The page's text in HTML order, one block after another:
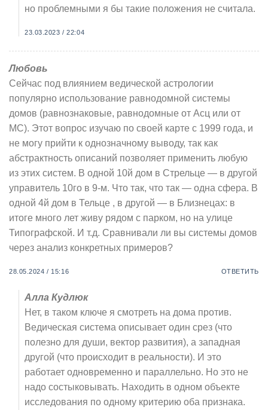
но проблемными я бы такие положения не считала.
23.03.2023 / 22:04
Любовь
Сейчас под влиянием ведической астрологии
популярно использование равнодомной системы
домов (равнознаковые, равнодомные от Асц или от
МС). Этот вопрос изучаю по своей карте с 1999 года, и
не могу прийти к однозначному выводу, так как
абстрактность описаний позволяет применить любую
из этих систем. В одной 10й дом в Стрельце — в другой
управитель 10го в 9-м. Что так, что так — одна сфера. В
одной 4й дом в Тельце , в другой — в Близнецах: в
итоге много лет живу рядом с парком, но на улице
Типографской. И т.д. Сравнивали ли вы системы домов
через анализ конкретных примеров?
28.05.2024 / 15:16 ОТВЕТИТЬ
Алла Кудлюк
Нет, в таком ключе я смотреть на дома против.
Ведическая система описывает один срез (что
полезно для души, вектор развития), а западная
другой (что происходит в реальности). И это
работает одновременно и параллельно. Но это не
надо состыковывать. Находить в одном объекте
исследования по одному критерию оба признака.